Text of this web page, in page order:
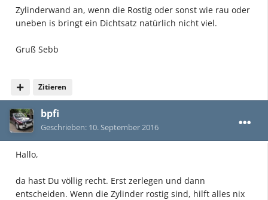
Zylinderwand an, wenn die Rostig oder sonst wie rau oder
uneben is bringt ein Dichtsatz natürlich nicht viel.
Gruß Sebb
Zitieren
bpfi
Geschrieben: 10. September 2016
Hallo,
da hast Du völlig recht. Erst zerlegen und dann
entscheiden. Wenn die Zylinder rostig sind, hilft alles nix